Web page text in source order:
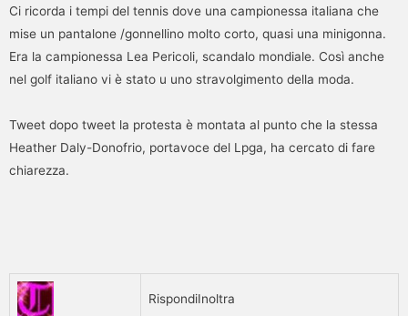
Ci ricorda i tempi del tennis dove una campionessa italiana che
mise un pantalone /gonnellino molto corto, quasi una minigonna.
Era la campionessa Lea Pericoli, scandalo mondiale. Così anche
nel golf italiano vi è stato u uno stravolgimento della moda.
Tweet dopo tweet la protesta è montata al punto che la stessa
Heather Daly-Donofrio, portavoce del Lpga, ha cercato di fare
chiarezza.
RispondiInoltra